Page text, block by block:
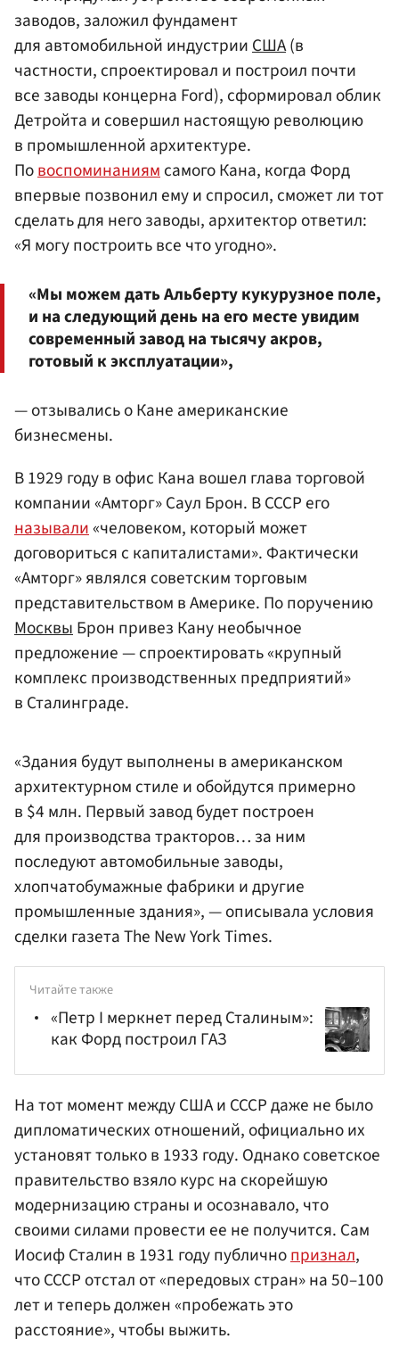
заводов, заложил фундамент
для автомобильной индустрииСША(в
частности, спроектировал и построил почти
все заводы концерна Ford), сформировал облик
Детройта и совершил настоящую революцию
в промышленной архитектуре.
Повоспоминаниямсамого Кана, когда Форд
впервые позвонил ему и спросил, сможет ли тот
сделать для него заводы, архитектор ответил:
«Я могу построить все что угодно».
«Мы можем дать Альберту кукурузное поле,
и на следующий день на его месте увидим
современный завод на тысячу акров,
готовый к эксплуатации»,
— отзывались о Кане американские
бизнесмены.
В 1929 году в офис Кана вошел глава торговой
компании «Амторг» Саул Брон. В СССР его
называли«человеком, который может
договориться с капиталистами». Фактически
«Амторг» являлся советским торговым
представительством в Америке. По поручению
МосквыБрон привез Кану необычное
предложение — спроектировать «крупный
комплекс производственных предприятий»
в Сталинграде.
«Здания будут выполнены в американском
архитектурном стиле и обойдутся примерно
в $4 млн. Первый завод будет построен
для производства тракторов… за ним
последуют автомобильные заводы,
хлопчатобумажные фабрики и другие
промышленные здания», — описывала условия
сделки газета The New York Times.
Читайте также
«Петр I меркнет перед Сталиным»:
как Форд построил ГАЗ
На тот момент между США и СССР даже не было
дипломатических отношений, официально их
установят только в 1933 году. Однако советское
правительство взяло курс на скорейшую
модернизацию страны и осознавало, что
своими силами провести ее не получится. Сам
Иосиф Сталин в 1931 году публичнопризнал,
что СССР отстал от «передовых стран» на 50–100
лет и теперь должен «пробежать это
расстояние», чтобы выжить.